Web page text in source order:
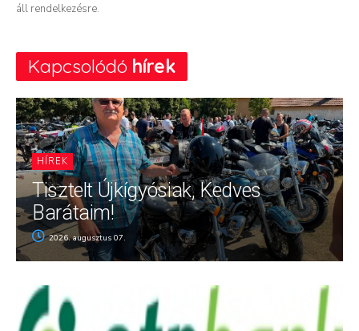
áll rendelkezésre.
Kapcsolódó hírek
HÍREK
Tisztelt Újkígyósiak, Kedves
Barátaim!
2026. augusztus 07.